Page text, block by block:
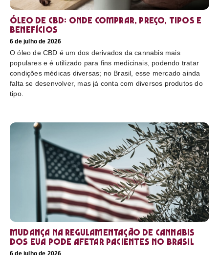
Óleo de CBD: Onde comprar, preço, tipos e
benefícios
6 de julho de 2026
O óleo de CBD é um dos derivados da cannabis mais
populares e é utilizado para fins medicinais, podendo tratar
condições médicas diversas; no Brasil, esse mercado ainda
falta se desenvolver, mas já conta com diversos produtos do
tipo.
Mudança na regulamentação de cannabis
dos EUA pode afetar pacientes no Brasil
6 de julho de 2026